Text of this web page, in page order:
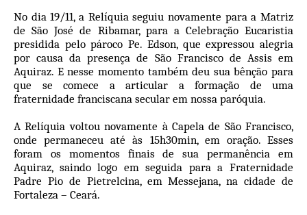
No dia 19/11, a Relíquia seguiu novamente para a Matriz
de São José de Ribamar, para a Celebração Eucaristia
presidida pelo pároco Pe. Edson, que expressou alegria
por causa da presença de São Francisco de Assis em
Aquiraz. E nesse momento também deu sua bênção para
que se comece a articular a formação de uma
fraternidade franciscana secular em nossa paróquia.
A Relíquia voltou novamente à Capela de São Francisco,
onde permaneceu até às 15h30min, em oração. Esses
foram os momentos finais de sua permanência em
Aquiraz, saindo logo em seguida para a Fraternidade
Padre Pio de Pietrelcina, em Messejana, na cidade de
Fortaleza – Ceará.